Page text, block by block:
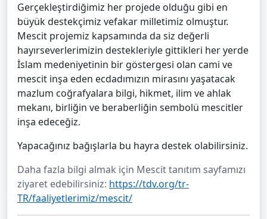
Gerçekleştirdiğimiz her projede olduğu gibi en
büyük destekçimiz vefakar milletimiz olmuştur.
Mescit projemiz kapsamında da siz değerli
hayırseverlerimizin destekleriyle gittikleri her yerde
İslam medeniyetinin bir göstergesi olan cami ve
mescit inşa eden ecdadımızın mirasını yaşatacak
mazlum coğrafyalara bilgi, hikmet, ilim ve ahlak
mekanı, birliğin ve beraberliğin sembolü mescitler
inşa edeceğiz.
Yapacağınız bağışlarla bu hayra destek olabilirsiniz.
Daha fazla bilgi almak için Mescit tanıtım sayfamızı
ziyaret edebilirsiniz: https://tdv.org/tr-
TR/faaliyetlerimiz/mescit/